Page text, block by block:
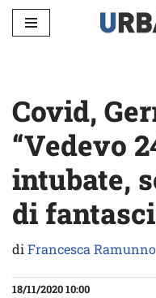
Covid,
“Vedevo
intubate,
di
diFrancesca Ramunno
18/11/2020 10:00